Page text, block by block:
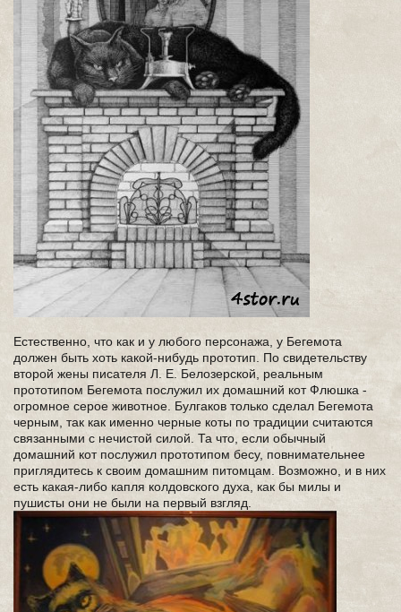
Естественно, что как и у любого персонажа, у Бегемота
должен быть хоть какой-нибудь прототип. По свидетельству
второй жены писателя Л. Е. Белозерской, реальным
прототипом Бегемота послужил их домашний кот Флюшка -
огромное серое животное. Булгаков только сделал Бегемота
черным, так как именно черные коты по традиции считаются
связанными с нечистой силой. Та что, если обычный
домашний кот послужил прототипом бесу, повнимательнее
приглядитесь к своим домашним питомцам. Возможно, и в них
есть какая-либо капля колдовского духа, как бы милы и
пушисты они не были на первый взгляд.